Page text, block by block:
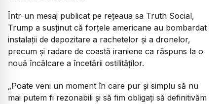
Într-un mesaj publicat pe rețeaua sa Truth Social,
Trump a susținut că forțele americane au bombardat
instalații de depozitare a rachetelor și a dronelor,
precum și radare de coastă iraniene ca răspuns la o
nouă încălcare a încetării ostilităților.
„Poate veni un moment în care pur și simplu să nu
mai putem fi rezonabili și să fim obligați să definitivăm